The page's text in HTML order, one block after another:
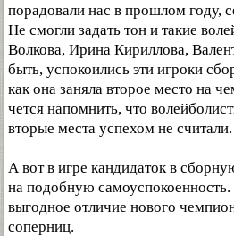
порадовали нас в прошлом году,
Не смогли задать тон и такие
Волкова, Ирина Кириллова,
быть, успокоились эти игроки
как она заняла второе место на
чется напомнить, что
вторые места успехом не считали.
А вот в игре кандидаток в
на подобную
выгодное отличие нового
соперниц.